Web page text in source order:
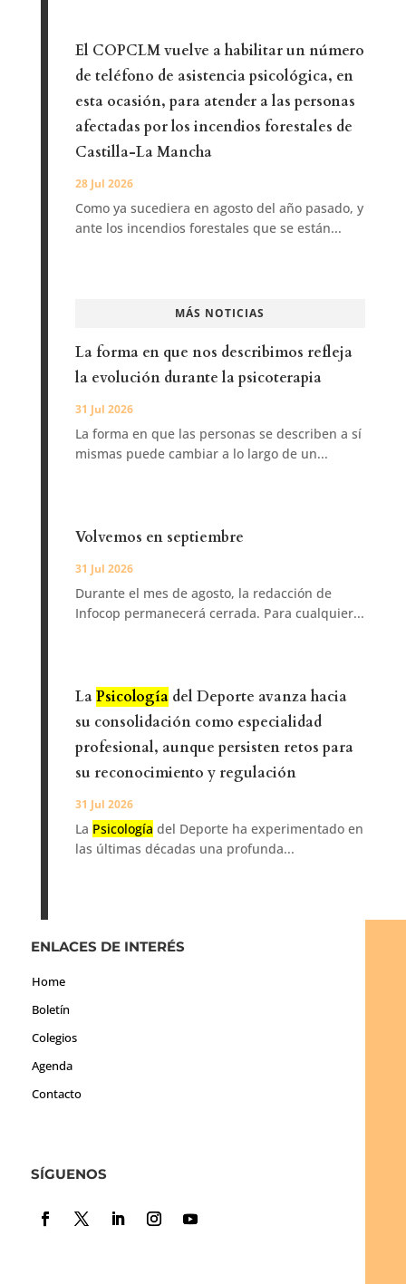
El COPCLM vuelve a habilitar un número
de teléfono de asistencia psicológica, en
esta ocasión, para atender a las personas
afectadas por los incendios forestales de
Castilla-La Mancha
28 Jul 2026
Como ya sucediera en agosto del año pasado, y
ante los incendios forestales que se están...
MÁS NOTICIAS
La forma en que nos describimos refleja
la evolución durante la psicoterapia
31 Jul 2026
La forma en que las personas se describen a sí
mismas puede cambiar a lo largo de un...
Volvemos en septiembre
31 Jul 2026
Durante el mes de agosto, la redacción de
Infocop permanecerá cerrada. Para cualquier...
LaPsicologíadel Deporte avanza hacia
su consolidación como especialidad
profesional, aunque persisten retos para
su reconocimiento y regulación
31 Jul 2026
La Psicología del Deporte ha experimentado en
las últimas décadas una profunda...
ENLACES DE INTERÉS
Home
Boletín
Colegios
Agenda
Contacto
SÍGUENOS